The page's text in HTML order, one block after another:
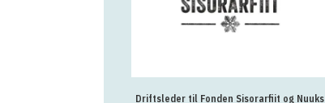
Driftsleder til Fonden Sisorarfiit og Nuuks